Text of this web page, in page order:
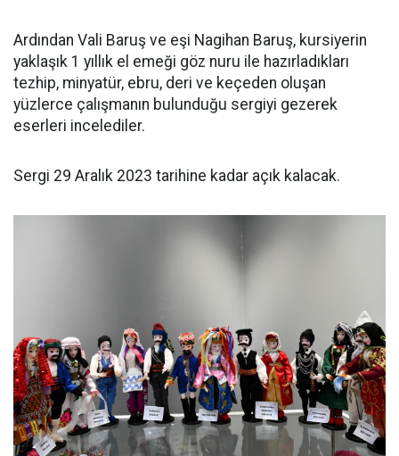
Ardından Vali Baruş ve eşi Nagihan Baruş, kursiyerin
yaklaşık 1 yıllık el emeği göz nuru ile hazırladıkları
tezhip, minyatür, ebru, deri ve keçeden oluşan
yüzlerce çalışmanın bulunduğu sergiyi gezerek
eserleri incelediler.
Sergi 29 Aralık 2023 tarihine kadar açık kalacak.